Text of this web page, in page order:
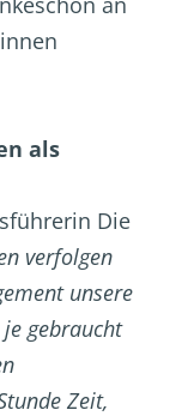
als
Die
verfolgen
unsere
gebraucht
Zeit,